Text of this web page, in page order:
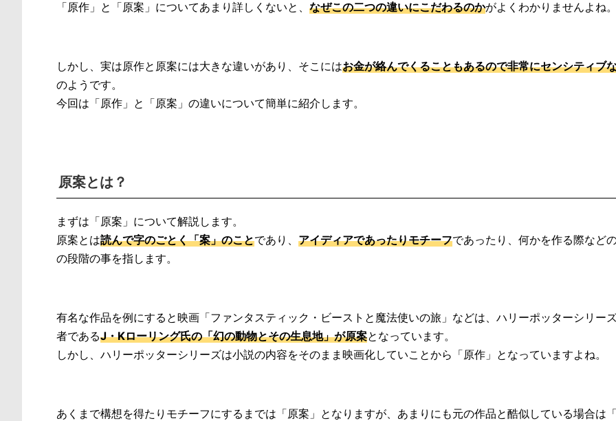
「原作」と「原案」についてあまり詳しくないと、 なぜこの二つの違いにこだわるのかがよくわかりませんよね
しかし、実は原作と原案には大きな違いがあり、そこにはお金が絡んでくることもあるので非常にセンシティブ
のようです。
今回は「原作」と「原案」の違いについて簡単に紹介します。
原案とは？
まずは「原案」について解説します。
原案とは読んで字のごとく「案」のことであり、 アイディアであったりモチーフであったり、何かを作る際など
の段階の事を指します。
有名な作品を例にすると映画「ファンタスティック・ビーストと魔法使いの旅」などは、ハリーポッターシリー
者であるJ・Kローリング氏の「幻の動物とその生息地」が原案となっています。
しかし、ハリーポッターシリーズは小説の内容をそのまま映画化していことから「原作」となっていますよね。
あくまで構想を得たりモチーフにするまでは「原案」となりますが、あまりにも元の作品と酷似している場合は